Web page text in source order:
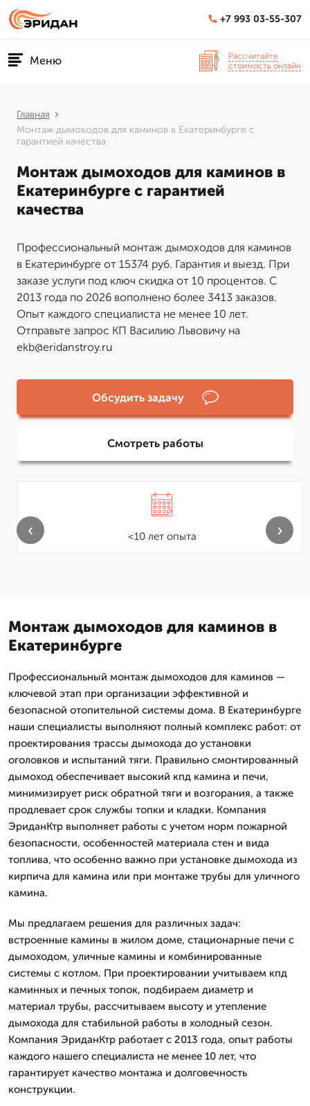
+7 993 03-55-307
Меню
Рассчитайте
стоимость онлайн
Главная
Монтаж дымоходов для каминов в Екатеринбурге с
гарантией качества
Монтаж дымоходов для каминов в
Екатеринбурге с гарантией
качества
Профессиональный монтаж дымоходов для каминов
в Екатеринбурге от 15374 руб. Гарантия и выезд. При
заказе услуги под ключ скидка от 10 процентов. С
2013 года по 2026 вополнено более 3413 заказов.
Опыт каждого специалиста не менее 10 лет.
Отправьте запрос КП Василию Львовичу на
ekb@eridanstroy.ru
Обсудить задачу
Смотреть работы
<10 лет опыта
‹ ›
Монтаж дымоходов для каминов в
Екатеринбурге
Профессиональный монтаж дымоходов для каминов —
ключевой этап при организации эффективной и
безопасной отопительной системы дома. В Екатеринбурге
наши специалисты выполняют полный комплекс работ: от
проектирования трассы дымохода до установки
оголовков и испытаний тяги. Правильно смонтированный
дымоход обеспечивает высокий кпд камина и печи,
минимизирует риск обратной тяги и возгорания, а также
продлевает срок службы топки и кладки. Компания
ЭриданКтр выполняет работы с учетом норм пожарной
безопасности, особенностей материала стен и вида
топлива, что особенно важно при установке дымохода из
кирпича для камина или при монтаже трубы для уличного
камина.
Мы предлагаем решения для различных задач:
встроенные камины в жилом доме, стационарные печи с
дымоходом, уличные камины и комбинированные
системы с котлом. При проектировании учитываем кпд
каминных и печных топок, подбираем диаметр и
материал трубы, рассчитываем высоту и утепление
дымохода для стабильной работы в холодный сезон.
Компания ЭриданКтр работает с 2013 года, опыт работы
каждого нашего специалиста не менее 10 лет, что
гарантирует качество монтажа и долговечность
конструкции.